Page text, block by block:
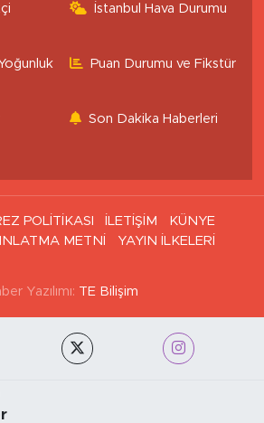
İstanbul Hava Durumu
Puan Durumu ve Fikstür
Son Dakika Haberleri
POLİTİKASI İLETİŞİM
KÜNYE
METNİ
YAYIN İLKELERİ
Yazılımı: TE Bilişim